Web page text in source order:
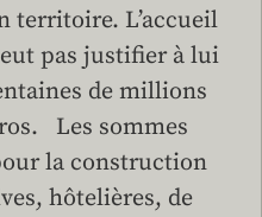
territoire. L’accueil
pas justifier à lui
de millions
Les sommes
la construction
hôtelières, de